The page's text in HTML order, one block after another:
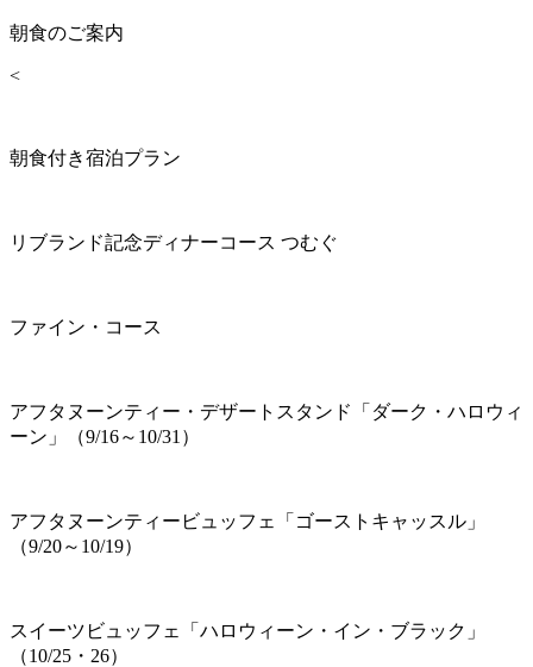
朝食のご案内
<
朝食付き宿泊プラン
リブランド記念ディナーコース つむぐ
ファイン・コース
アフタヌーンティー・デザートスタンド「ダーク・ハロウィ
ーン」（9/16～10/31）
アフタヌーンティービュッフェ「ゴーストキャッスル」
（9/20～10/19）
スイーツビュッフェ「ハロウィーン・イン・ブラック」
（10/25・26）